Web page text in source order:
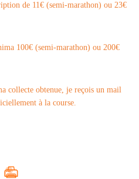
de 11€ (semi-marathon) ou 23€
100€ (semi-marathon) ou 200€
collecte obtenue, je reçois un mail
à la course.